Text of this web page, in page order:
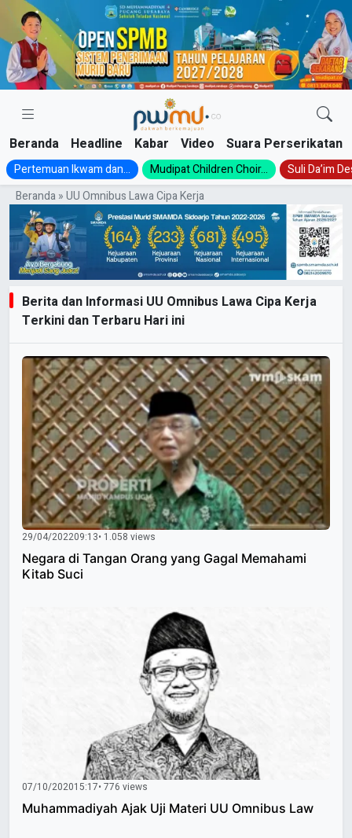
Skip
content
Beranda Headline Kabar Video Suara Perserikatan
Pertemuan Ikwam dan... Mudipat Children Choir...
Suli Da’im
Beranda»UU Omnibus Lawa Cipa Kerja
Berita dan Informasi UU Omnibus Lawa Cipa Kerja
Terkini dan Terbaru Hari ini
29/04/202209:13• 1.058 views
Negara di Tangan Orang yang Gagal Memahami
Kitab Suci
07/10/202015:17• 776 views
Muhammadiyah Ajak Uji Materi UU Omnibus Law